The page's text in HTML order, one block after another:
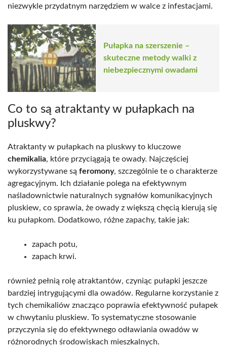
niezwykle przydatnym narzędziem w walce z infestacjami.
Pułapka na szerszenie –
skuteczne metody walki z
niebezpiecznymi owadami
Co to są atraktanty w pułapkach na
pluskwy?
Atraktanty w pułapkach na pluskwy to kluczowe
chemikalia, które przyciągają te owady. Najczęściej
wykorzystywane są feromony, szczególnie te o charakterze
agregacyjnym. Ich działanie polega na efektywnym
naśladownictwie naturalnych sygnałów komunikacyjnych
pluskiew, co sprawia, że owady z większą chęcią kierują się
ku pułapkom. Dodatkowo, różne zapachy, takie jak:
zapach potu,
zapach krwi.
również pełnią rolę atraktantów, czyniąc pułapki jeszcze
bardziej intrygującymi dla owadów. Regularne korzystanie z
tych chemikaliów znacząco poprawia efektywność pułapek
w chwytaniu pluskiew. To systematyczne stosowanie
przyczynia się do efektywnego odławiania owadów w
różnorodnych środowiskach mieszkalnych.